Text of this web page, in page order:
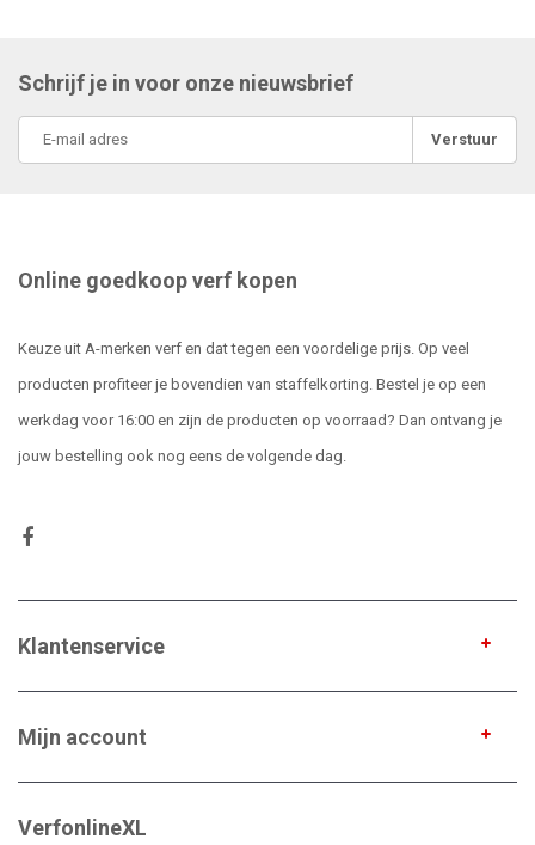
Schrijf je in voor onze nieuwsbrief
Verstuur
Online goedkoop verf kopen
Keuze uit A-merken verf en dat tegen een voordelige prijs. Op veel
producten profiteer je bovendien van staffelkorting. Bestel je op een
werkdag voor 16:00 en zijn de producten op voorraad? Dan ontvang je
jouw bestelling ook nog eens de volgende dag.
Klantenservice
Mijn account
VerfonlineXL